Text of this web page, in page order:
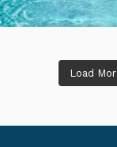
Load